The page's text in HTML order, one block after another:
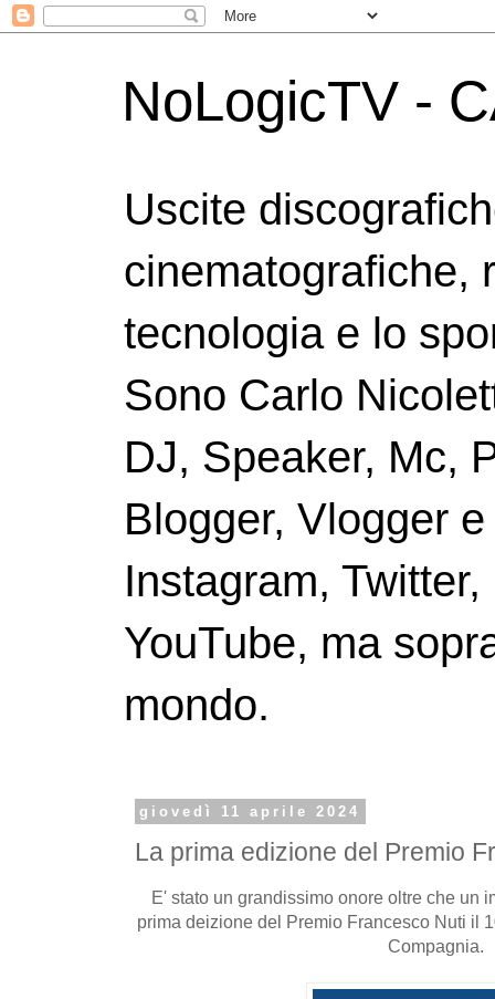
NoLogicTV -
Uscite
cinematografiche,
tecnologia e lo
Sono Carlo
DJ, Speaker, Mc,
Blogger, Vlogger
Instagram,
YouTube, ma
mondo.
giovedì 11 aprile 2024
La prima edizione del Premio
E' stato un grandissimo onore oltre che un
prima deizione del Premio Francesco Nuti il
Compagnia.